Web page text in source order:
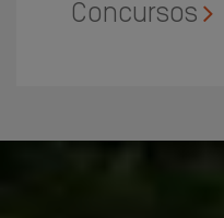
Concursos